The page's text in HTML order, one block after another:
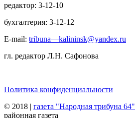
редактор: 3-12-10
бухгалтерия: 3-12-12
E-mail: tribuna—kalininsk@yandex.ru
гл. редактор Л.Н. Сафонова
Политика конфиденциальности
© 2018 | газета "Народная трибуна 64"
районная газета